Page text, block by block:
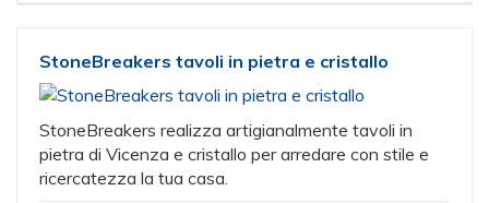
StoneBreakers tavoli in pietra e cristallo
StoneBreakers realizza artigianalmente tavoli in
pietra di Vicenza e cristallo per arredare con stile e
ricercatezza la tua casa.